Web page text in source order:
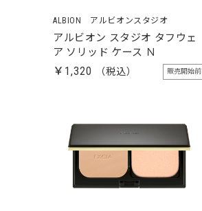
ALBION アルビオンスタジオ
アルビオン スタジオ タフウェ
ア ソリッド ケース Ｎ
￥1,320 販売開始前